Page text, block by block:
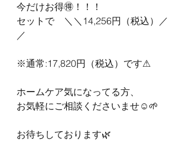
今だけお得🉐！！！
セットで　＼＼14,256円（税込）／
／
※通常:17,820円（税込）です⚠︎
ホームケア気になってる方、
お気軽にご相談くださいませ☺️🌱
お待ちしております🌿